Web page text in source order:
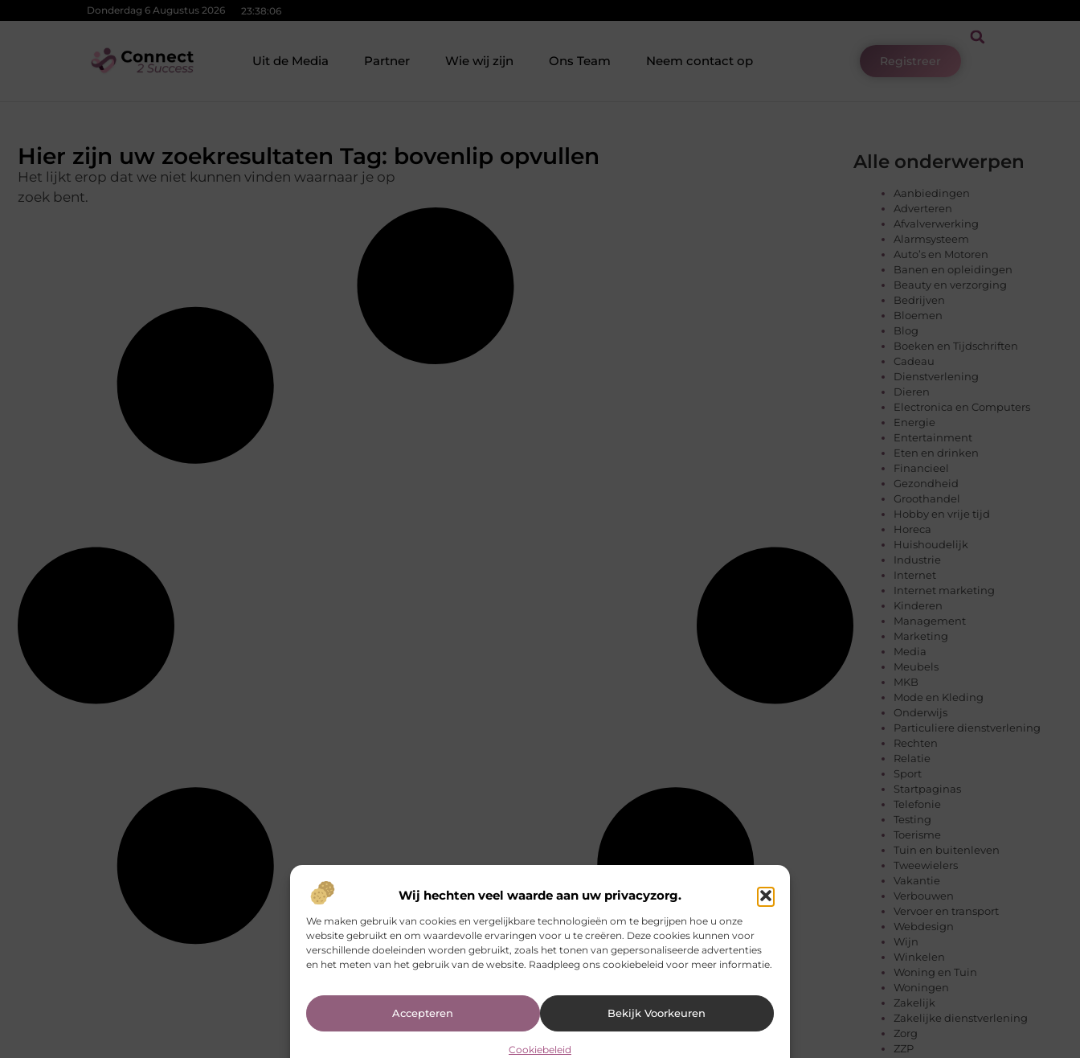
Wij hechten veel waarde aan uw privacyzorg.
We maken gebruik van cookies en vergelijkbare technologieën om te begrijpen hoe u onze
website gebruikt en om waardevolle ervaringen voor u te creëren. Deze cookies kunnen voor
verschillende doeleinden worden gebruikt, zoals het tonen van gepersonaliseerde advertenties
en het meten van het gebruik van de website. Raadpleeg ons cookiebeleid voor meer informatie.
Accepteren Bekijk Voorkeuren
Cookiebeleid
Donderdag 6 Augustus 2026 23:38:07
Uit de Media Partner Wie wij zijn Ons Team Neem contact op Registreer
Hier zijn uw zoekresultaten Tag: bovenlip opvullen
Het lijkt erop dat we niet kunnen vinden waarnaar je op
zoek bent.
Alle onderwerpen
Aanbiedingen
Adverteren
Afvalverwerking
Alarmsysteem
Auto’s en Motoren
Banen en opleidingen
Beauty en verzorging
Bedrijven
Bloemen
Blog
Boeken en Tijdschriften
Cadeau
Dienstverlening
Dieren
Electronica en Computers
Energie
Entertainment
Eten en drinken
Financieel
Gezondheid
Groothandel
Hobby en vrije tijd
Horeca
Huishoudelijk
Industrie
Internet
Internet marketing
Kinderen
Management
Marketing
Media
Meubels
MKB
Mode en Kleding
Onderwijs
Particuliere dienstverlening
Rechten
Relatie
Sport
Startpaginas
Telefonie
Testing
Toerisme
Tuin en buitenleven
Tweewielers
Vakantie
Verbouwen
Vervoer en transport
Webdesign
Wijn
Winkelen
Woning en Tuin
Woningen
Zakelijk
Zakelijke dienstverlening
Zorg
ZZP